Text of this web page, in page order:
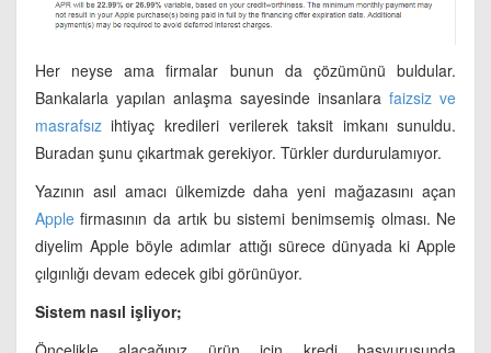
Her neyse ama firmalar bunun da çözümünü buldular.
Bankalarla yapılan anlaşma sayesinde insanlarafaizsiz ve
masrafsızihtiyaç kredileri verilerek taksit imkanı sunuldu.
Buradan şunu çıkartmak gerekiyor. Türkler durdurulamıyor.
Yazının asıl amacı ülkemizde daha yeni mağazasını açan
Applefirmasının da artık bu sistemi benimsemiş olması. Ne
diyelim Apple böyle adımlar attığı sürece dünyada ki Apple
çılgınlığı devam edecek gibi görünüyor.
Sistem nasıl işliyor;